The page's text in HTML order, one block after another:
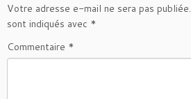
Votre adresse e-mail ne sera pas publiée.
sont indiqués avec *
Commentaire *